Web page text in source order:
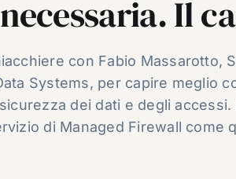
Il
con Fabio Massarotto,
Systems, per capire meglio
dei dati e degli
di Managed Firewall come